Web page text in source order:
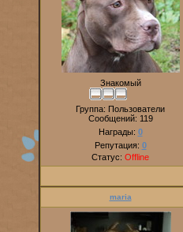
Знакомый
Группа: Пользователи
Сообщений: 119
Награды: 0
Репутация: 0
Статус: Offline
maria